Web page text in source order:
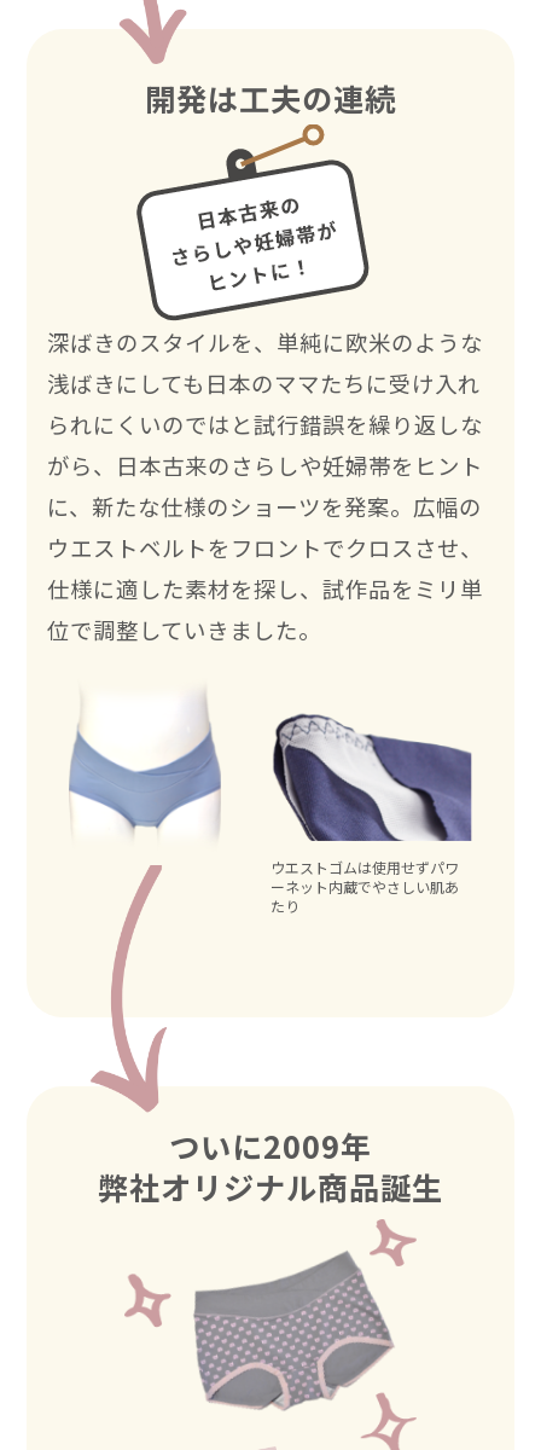
開発は工夫の連続
深ばきのスタイルを、単純に欧米のような
浅ばきにしても日本のママたちに受け入れ
られにくいのではと試行錯誤を繰り返しな
がら、日本古来のさらしや妊婦帯をヒント
に、新たな仕様のショーツを発案。広幅の
ウエストベルトをフロントでクロスさせ、
仕様に適した素材を探し、試作品をミリ単
位で調整していきました。
ウエストゴムは使用せずパワ
ーネット内蔵でやさしい肌あ
たり
ついに2009年
弊社オリジナル商品誕生